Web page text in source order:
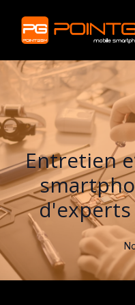
Entretien
d'experts